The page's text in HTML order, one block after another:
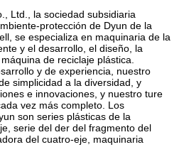
Ltd., la sociedad subsidiaria
protección de Dyun de la
se especializa en maquinaria de la
y el desarrollo, el diseño, la
de reciclaje plástica.
y de experiencia, nuestro
simplicidad a la diversidad, y
e innovaciones, y nuestro ture
vez más completo. Los
son series plásticas de la
serie del der del fragmento del
del cuatro-eje, maquinaria